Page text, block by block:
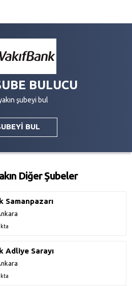
BULUCU
şubeyi bul
BUL
Diğer Şubeler
Samanpazarı
Adliye Sarayı